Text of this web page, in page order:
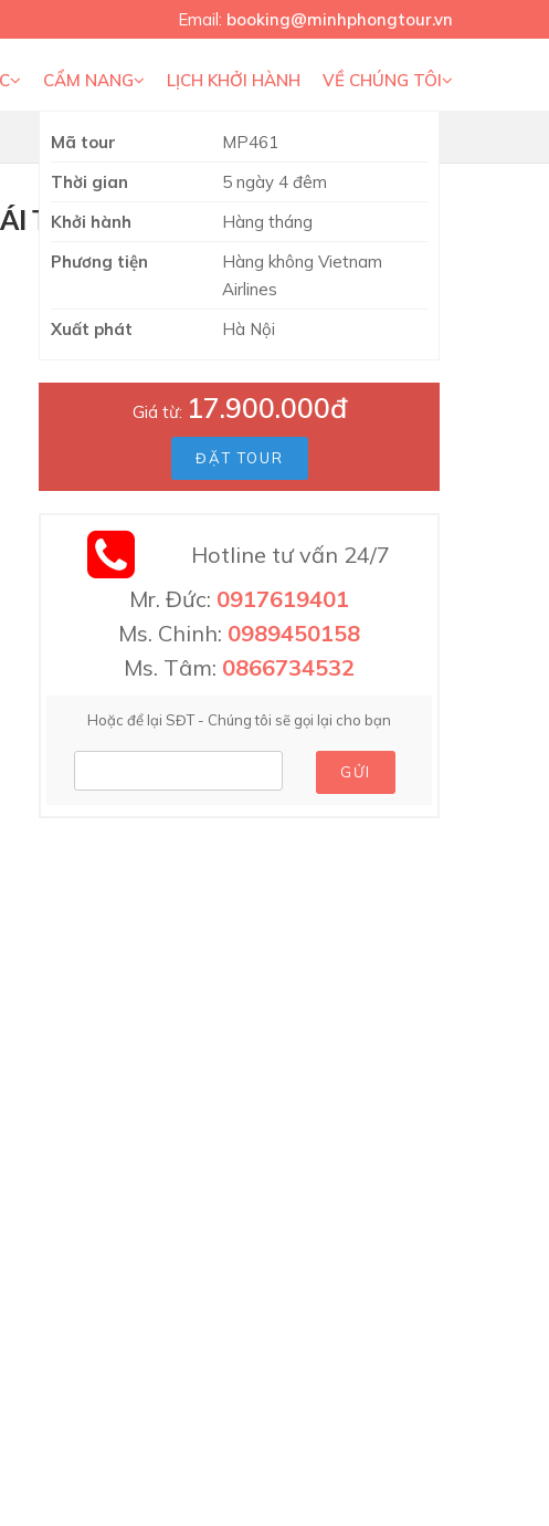
Email: booking@minhphongtour.vn
CẨM NANG LỊCH KHỞI HÀNH VỀ CHÚNG TÔI
TÁO 5N4Đ BAY VIETNAM
Mã tour
MP461
Thời gian
5 ngày 4 đêm
Khởi hành
Hàng tháng
Phương tiện
Hàng không Vietnam
Airlines
Xuất phát
Hà Nội
Giá từ: 17.900.000đ
ĐẶT TOUR
Hotline tư vấn 24/7
Mr. Đức: 0917619401
Ms. Chinh: 0989450158
Ms. Tâm: 0866734532
Hoặc để lại SĐT - Chúng tôi sẽ gọi lại cho bạn
GỬI